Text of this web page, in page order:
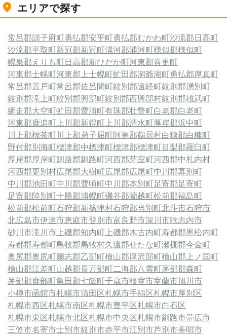
エリアで探す
常呂郡訓子府町勇払郡安平町勇払郡むかわ町沙流郡日高町
沙流郡平取町新冠郡新冠町浦河郡浦河町様似郡様似町
幌泉郡えりも町日高郡新ひだか町河東郡音更町
河東郡士幌町河東郡上士幌町虻田郡洞爺湖町勇払郡厚真町
常呂郡置戸町常呂郡佐呂間町紋別郡遠軽町紋別郡湧別町
紋別郡滝上町紋別郡興部町紋別郡西興部村紋別郡雄武町
網走郡大空町虻田郡豊浦町有珠郡壮瞥町白老郡白老町
河東郡鹿追町 上川郡新得町 上川郡清水町厚岸郡浜中町
川上郡標茶町川上郡弟子屈町阿寒郡鶴居村白糠郡白糠町
野付郡別海町標津郡中標津町標津郡標津町目梨郡羅臼町
厚岸郡厚岸町釧路郡釧路町河西郡芽室町河西郡中札内村
河西郡更別村広尾郡大樹町広尾郡広尾町中川郡幕別町
中川郡池田町中川郡豊頃町中川郡本別町足寄郡足寄町
足寄郡陸別町十勝郡浦幌町磯谷郡蘭越町松前郡福島町
松前郡松前町石狩郡新篠津村石狩郡当別町北斗市石狩市
北広島市伊達市恵庭市登別市富良野市深川市歌志内市
砂川市滝川市 上磯郡知内町 上磯郡木古内町寿都郡黒松内町
寿都郡寿都町島牧郡島牧村久遠郡せたな町瀬棚郡今金町
奥尻郡奥尻町爾志郡乙部町檜山郡厚沢部町檜山郡上ノ国町
檜山郡江差町山越郡長万部町二海郡八雲町茅部郡森町
茅部郡鹿部町亀田郡七飯町千歳市根室市室蘭市旭川市
小樽市函館市札幌市清田区札幌市手稲区札幌市厚別区
札幌市西区札幌市南区札幌市豊平区札幌市白石区
札幌市東区札幌市北区札幌市中央区札幌市釧路市帯広市
三笠市名寄市士別市紋別市赤平市江別市芦別市美唄市